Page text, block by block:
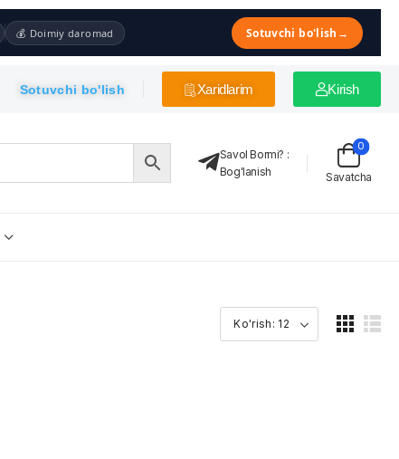
💰 Doimiy daromad Sotuvchi bo'lish →
Sotuvchi bo'lish Xaridlarim Kirish
Savol Bormi? :
Bog'lanish
Savatcha
0